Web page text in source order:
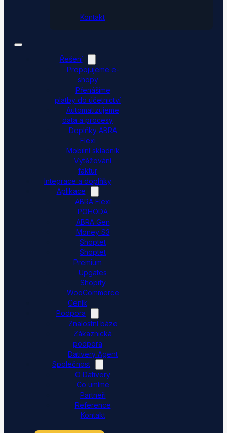
Kontakt
Řešení
Propojujeme e-
shopy
Přenášíme
platby do účetnictví
Automatizujeme
data a procesy
Doplňky ABRA
Flexi
Mobilní skladník
Vytěžování
faktur
Integrace a doplňky
Aplikace
ABRA Flexi
POHODA
ABRA Gen
Money S3
Shoptet
Shoptet
Premium
Upgates
Shopify
WooCommerce
Ceník
Podpora
Znalostní báze
Zákaznická
podpora
Dativery Agent
Společnost
O Dativery
Co umíme
Partneři
Reference
Kontakt